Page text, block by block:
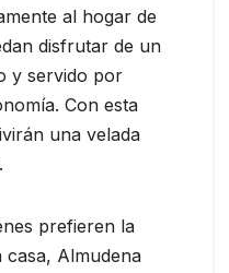
al hogar de
disfrutar de un
y servido por
Con esta
una velada
prefieren la
casa, Almudena